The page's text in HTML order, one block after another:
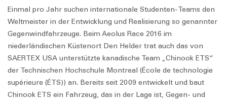
Einmal pro Jahr suchen internationale Studenten-Teams den
Weltmeister in der Entwicklung und Realisierung so genannter
Gegenwindfahrzeuge. Beim Aeolus Race 2016 im
niederländischen Küstenort Den Helder trat auch das von
SAERTEX USA unterstützte kanadische Team „Chinook ETS“
der Technischen Hochschule Montreal (École de technologie
supérieure (ÉTS)) an. Bereits seit 2009 entwickelt und baut
Chinook ETS ein Fahrzeug, das in der Lage ist, Gegen- und